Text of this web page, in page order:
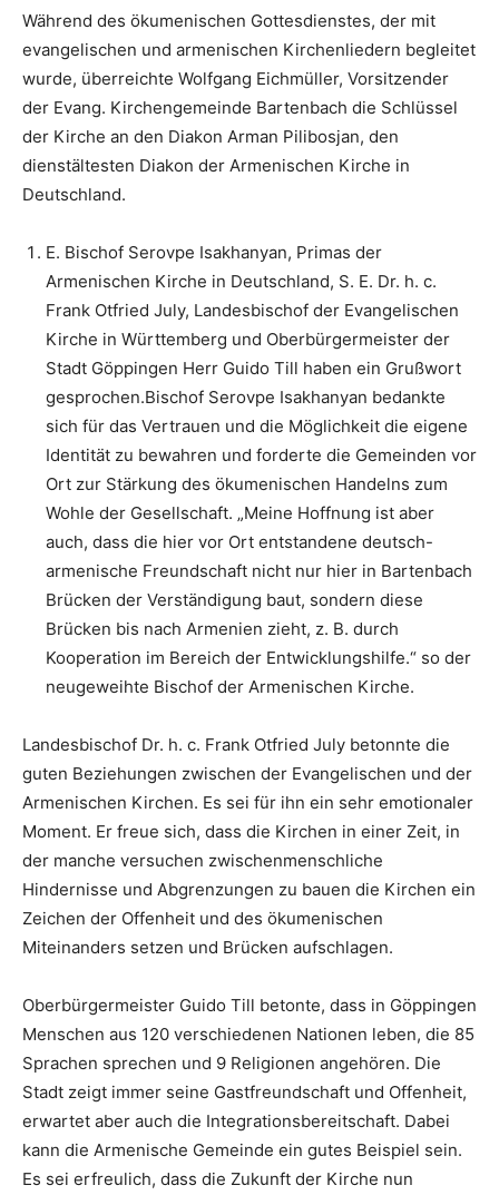
Während des ökumenischen Gottesdienstes, der mit
evangelischen und armenischen Kirchenliedern begleitet
wurde, überreichte Wolfgang Eichmüller, Vorsitzender
der Evang. Kirchengemeinde Bartenbach die Schlüssel
der Kirche an den Diakon Arman Pilibosjan, den
dienstältesten Diakon der Armenischen Kirche in
Deutschland.
E. Bischof Serovpe Isakhanyan, Primas der
Armenischen Kirche in Deutschland, S. E. Dr. h. c.
Frank Otfried July, Landesbischof der Evangelischen
Kirche in Württemberg und Oberbürgermeister der
Stadt Göppingen Herr Guido Till haben ein Grußwort
gesprochen.Bischof Serovpe Isakhanyan bedankte
sich für das Vertrauen und die Möglichkeit die eigene
Identität zu bewahren und forderte die Gemeinden vor
Ort zur Stärkung des ökumenischen Handelns zum
Wohle der Gesellschaft. „Meine Hoffnung ist aber
auch, dass die hier vor Ort entstandene deutsch-
armenische Freundschaft nicht nur hier in Bartenbach
Brücken der Verständigung baut, sondern diese
Brücken bis nach Armenien zieht, z. B. durch
Kooperation im Bereich der Entwicklungshilfe.“ so der
neugeweihte Bischof der Armenischen Kirche.
Landesbischof Dr. h. c. Frank Otfried July betonnte die
guten Beziehungen zwischen der Evangelischen und der
Armenischen Kirchen. Es sei für ihn ein sehr emotionaler
Moment. Er freue sich, dass die Kirchen in einer Zeit, in
der manche versuchen zwischenmenschliche
Hindernisse und Abgrenzungen zu bauen die Kirchen ein
Zeichen der Offenheit und des ökumenischen
Miteinanders setzen und Brücken aufschlagen.
Oberbürgermeister Guido Till betonte, dass in Göppingen
Menschen aus 120 verschiedenen Nationen leben, die 85
Sprachen sprechen und 9 Religionen angehören. Die
Stadt zeigt immer seine Gastfreundschaft und Offenheit,
erwartet aber auch die Integrationsbereitschaft. Dabei
kann die Armenische Gemeinde ein gutes Beispiel sein.
Es sei erfreulich, dass die Zukunft der Kirche nun